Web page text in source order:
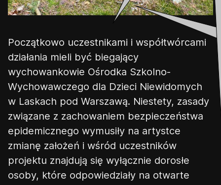
Początkowo uczestnikami i współtwórcami
działania mieli być biegający
wychowankowie Ośrodka Szkolno-
Wychowawczego dla Dzieci Niewidomych
w Laskach pod Warszawą. Niestety, zasady
związane z zachowaniem bezpieczeństwa
epidemicznego wymusiły na artystce
zmianę założeń i wśród uczestników
projektu znajdują się wyłącznie dorosłe
osoby, które odpowiedziały na otwarte